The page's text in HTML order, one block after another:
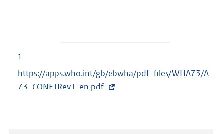
1
E
x
https://apps.who.int/gb/ebwha/pdf_files/WHA73/A
73_CONF1Rev1-en.pdf